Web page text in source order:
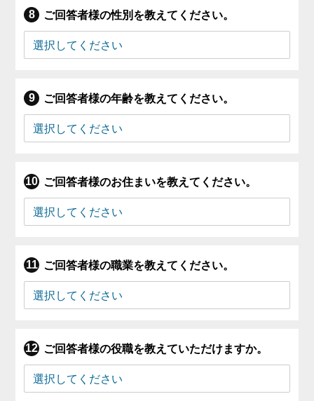
ご回答者様の性別を教えてください。
ご回答者様の年齢を教えてください。
ご回答者様のお住まいを教えてください。
ご回答者様の職業を教えてください。
ご回答者様の役職を教えていただけますか。